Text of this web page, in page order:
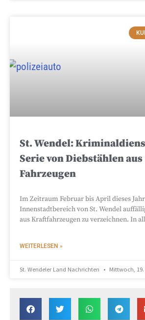
St. Wendel:
Serie von Diebstählen aus
Fahrzeugen
Im Zeitraum Februar bis April dieses
Innenstadtbereich von St. Wendel
aus Kraftfahrzeugen zu verzeichnen. In
WEITERLESEN »
St. Wendeler Land Nachrichten Mittwoch,